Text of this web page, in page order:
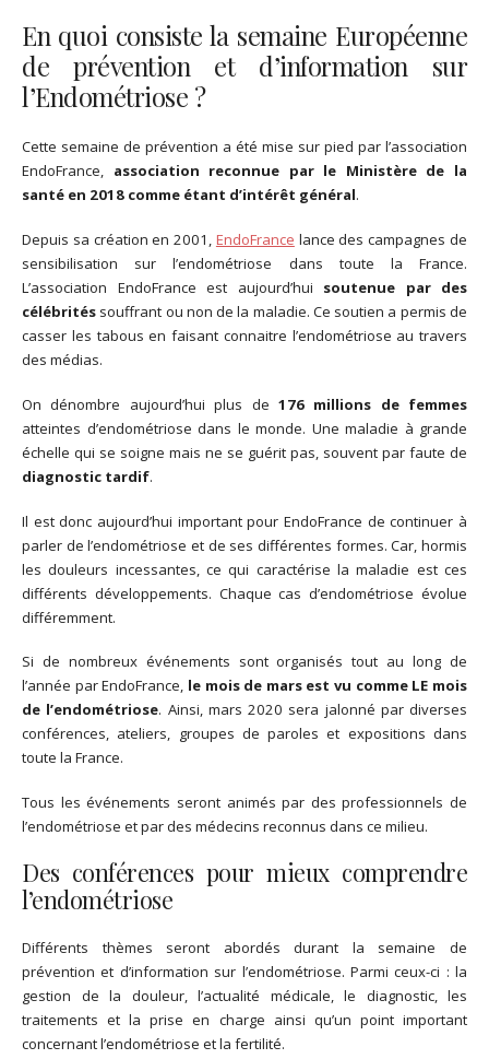
En quoi consiste la semaine Européenne
de prévention et d’information sur
l’Endométriose ?
Cette semaine de prévention a été mise sur pied par l’association
EndoFrance, association reconnue par le Ministère de la
santé en 2018 comme étant d’intérêt général.
Depuis sa création en 2001, EndoFrance lance des campagnes de
sensibilisation sur l’endométriose dans toute la France.
L’association EndoFrance est aujourd’hui soutenue par des
célébrités souffrant ou non de la maladie. Ce soutien a permis de
casser les tabous en faisant connaitre l’endométriose au travers
des médias.
On dénombre aujourd’hui plus de 176 millions de femmes
atteintes d’endométriose dans le monde. Une maladie à grande
échelle qui se soigne mais ne se guérit pas, souvent par faute de
diagnostic tardif.
Il est donc aujourd’hui important pour EndoFrance de continuer à
parler de l’endométriose et de ses différentes formes. Car, hormis
les douleurs incessantes, ce qui caractérise la maladie est ces
différents développements. Chaque cas d’endométriose évolue
différemment.
Si de nombreux événements sont organisés tout au long de
l’année par EndoFrance, le mois de mars est vu comme LE mois
de l’endométriose. Ainsi, mars 2020 sera jalonné par diverses
conférences, ateliers, groupes de paroles et expositions dans
toute la France.
Tous les événements seront animés par des professionnels de
l’endométriose et par des médecins reconnus dans ce milieu.
Des conférences pour mieux comprendre
l’endométriose
Différents thèmes seront abordés durant la semaine de
prévention et d’information sur l’endométriose. Parmi ceux-ci : la
gestion de la douleur, l’actualité médicale, le diagnostic, les
traitements et la prise en charge ainsi qu’un point important
concernant l’endométriose et la fertilité.